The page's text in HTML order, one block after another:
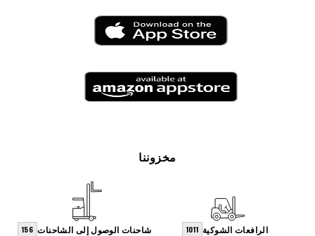
مخزوننا
الرافعات الشوكية 1011 شاحنات الوصول إلى الشاحنات 156